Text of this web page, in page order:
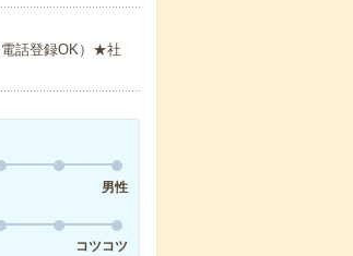
話登録OK）★社
男性
コツコツ